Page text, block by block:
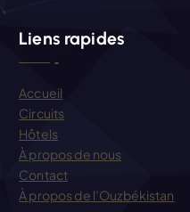
Liens rapides
Accueil
Circuits
Hôtels
À propos de nous
Contact
À propos de l’Ouzbékistan